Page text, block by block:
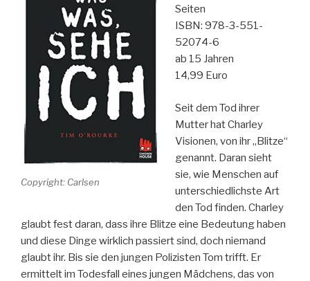
Copyright: Carlsen
Seiten
ISBN: 978-3-551-
52074-6
ab 15 Jahren
14,99 Euro
Seit dem Tod ihrer
Mutter hat Charley
Visionen, von ihr „Blitze“
genannt. Daran sieht
sie, wie Menschen auf
unterschiedlichste Art
den Tod finden. Charley
glaubt fest daran, dass ihre Blitze eine Bedeutung haben
und diese Dinge wirklich passiert sind, doch niemand
glaubt ihr. Bis sie den jungen Polizisten Tom trifft. Er
ermittelt im Todesfall eines jungen Mädchens, das von